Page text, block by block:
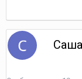
Саша